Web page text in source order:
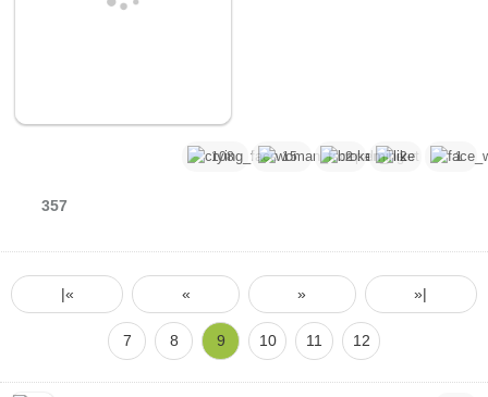
108 15 2 2 1
357
|« « » »|
7 8 9 10 11 12